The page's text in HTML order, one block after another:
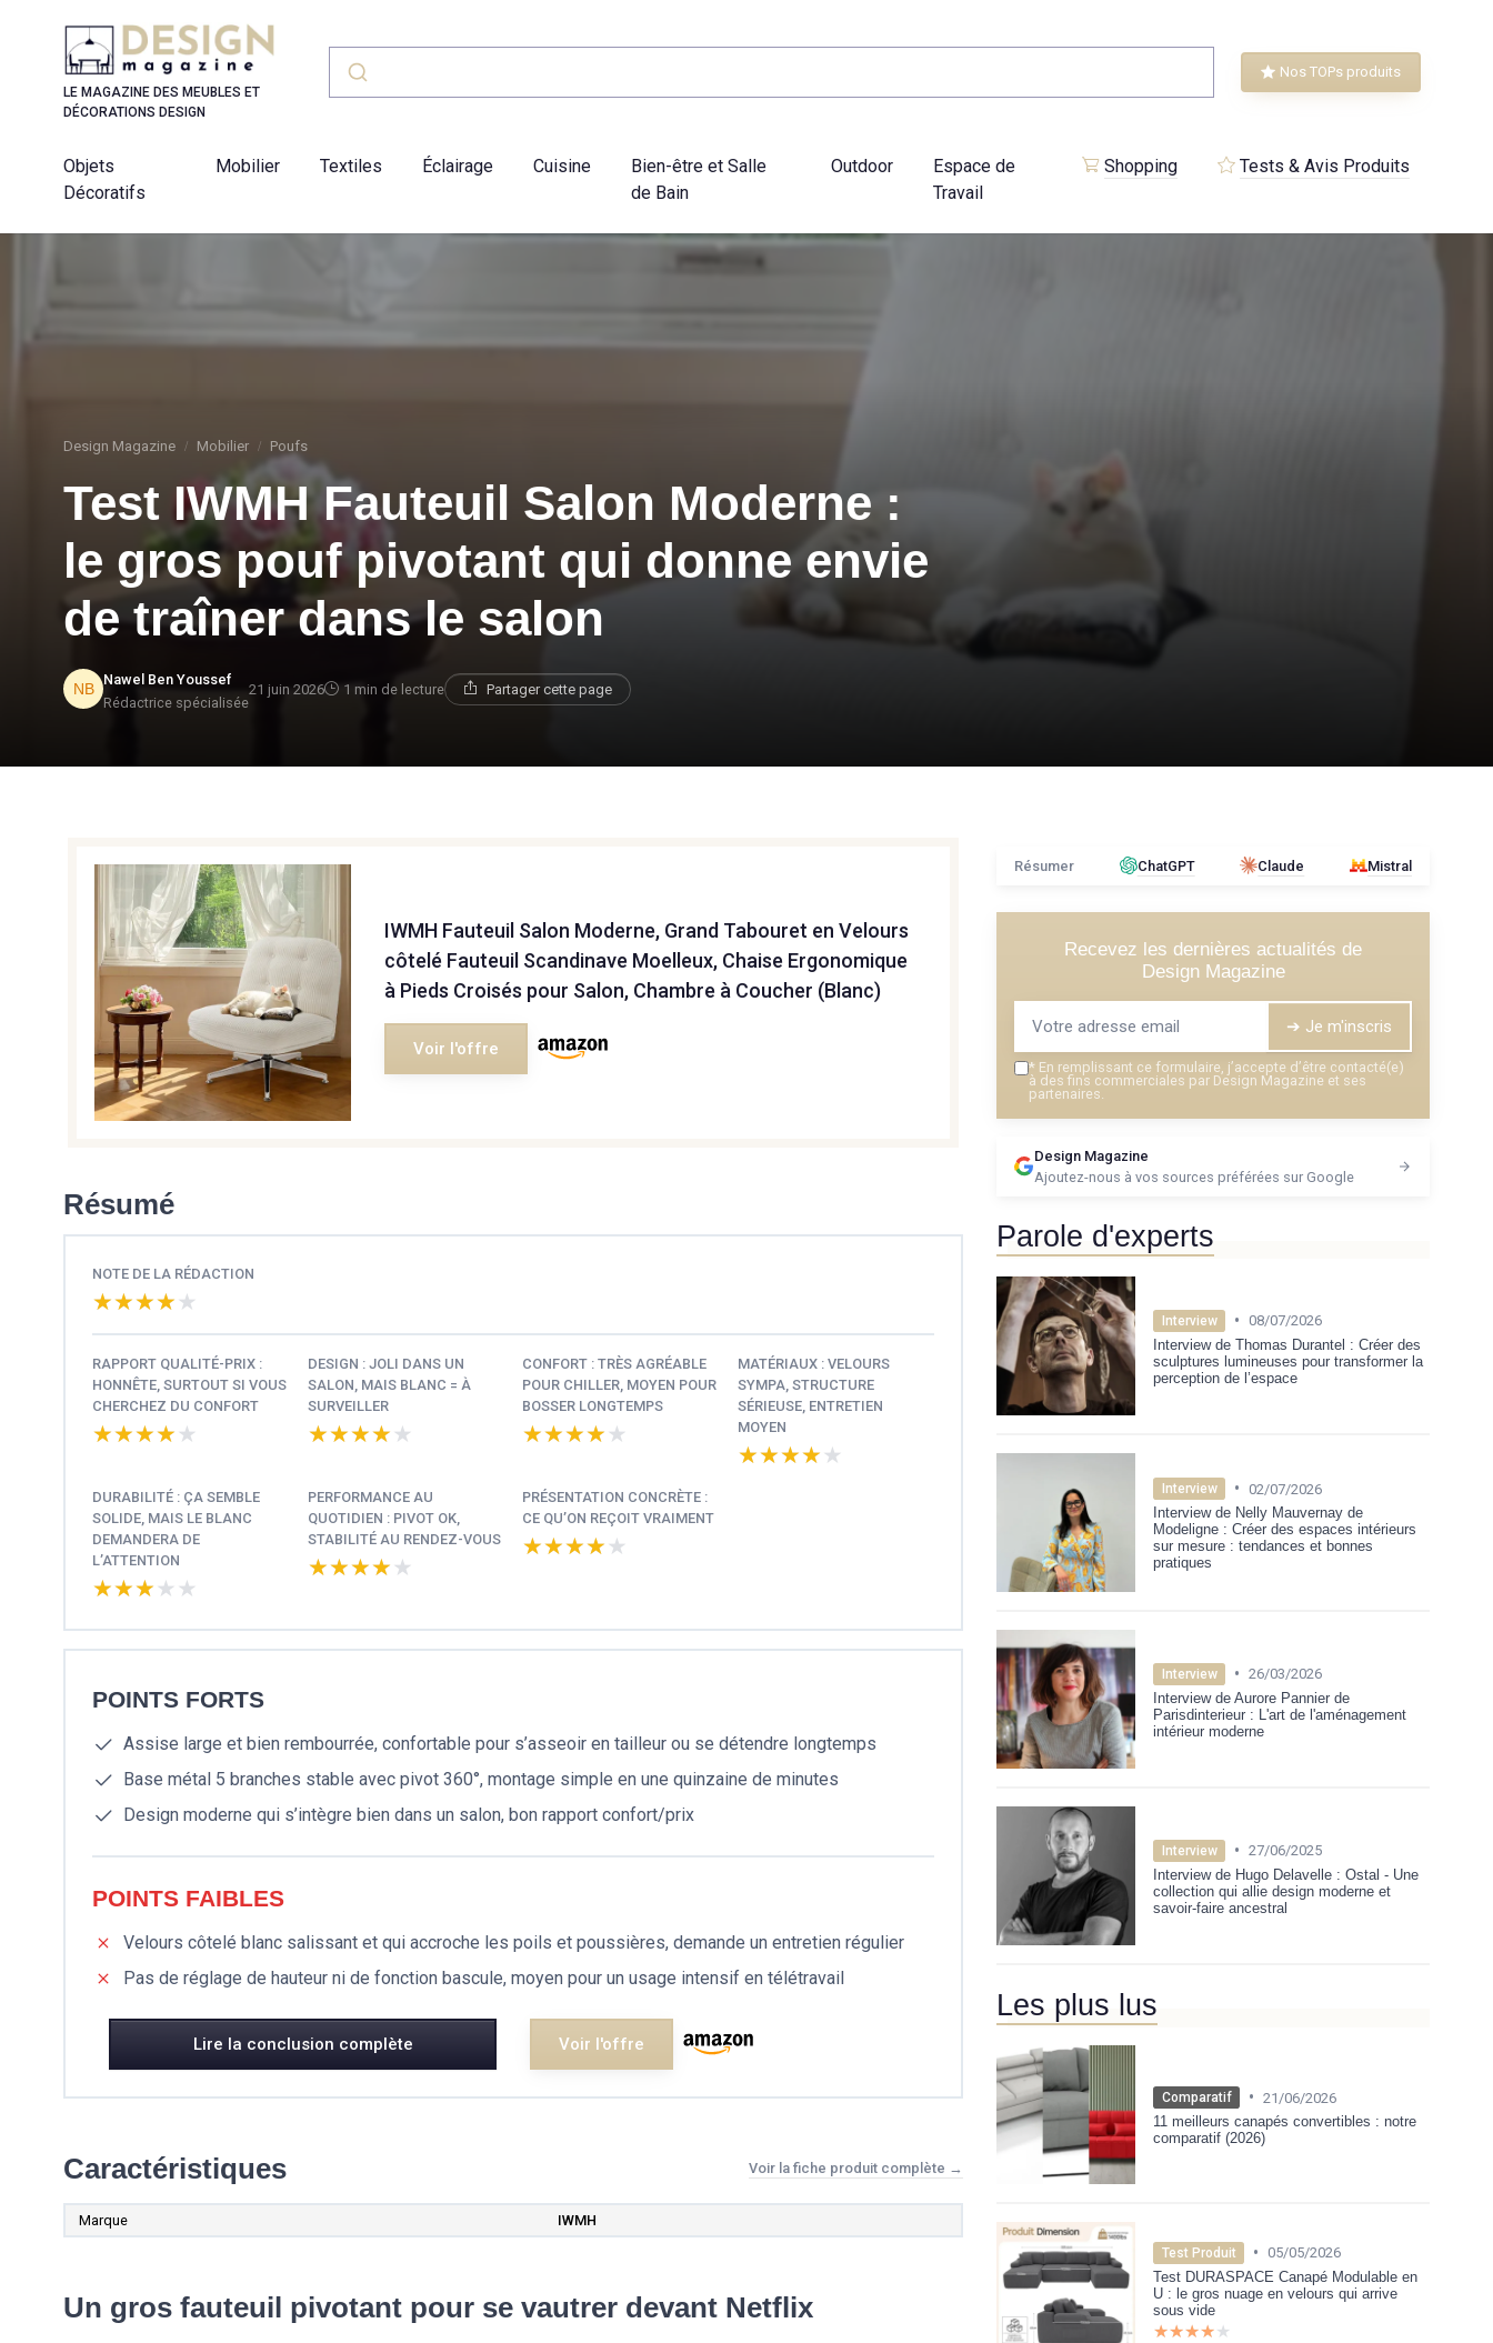
LE MAGAZINE DES MEUBLES ET
DÉCORATIONS DESIGN
Nos TOPs produits
Objets
Décoratifs
Mobilier Textiles Éclairage Cuisine
Bien-être et Salle
de Bain
Outdoor
Espace de
Travail
Shopping Tests & Avis Produits
Design Magazine Mobilier Poufs
Test IWMH Fauteuil Salon Moderne :
le gros pouf pivotant qui donne envie
de traîner dans le salon
Nawel Ben Youssef
Rédactrice spécialisée
21 juin 2026 1 min de lecture Partager cette page
IWMH Fauteuil Salon Moderne, Grand Tabouret en Velours
côtelé Fauteuil Scandinave Moelleux, Chaise Ergonomique
à Pieds Croisés pour Salon, Chambre à Coucher (Blanc)
Voir l'offre
Résumé
NOTE DE LA RÉDACTION
★★★★★
★★★★★
RAPPORT QUALITÉ-PRIX :
HONNÊTE, SURTOUT SI VOUS
CHERCHEZ DU CONFORT
★★★★★
★★★★★
DESIGN : JOLI DANS UN
SALON, MAIS BLANC = À
SURVEILLER
★★★★★
★★★★★
CONFORT : TRÈS AGRÉABLE
POUR CHILLER, MOYEN POUR
BOSSER LONGTEMPS
★★★★★
★★★★★
MATÉRIAUX : VELOURS
SYMPA, STRUCTURE
SÉRIEUSE, ENTRETIEN
MOYEN
★★★★★
★★★★★
DURABILITÉ : ÇA SEMBLE
SOLIDE, MAIS LE BLANC
DEMANDERA DE
L’ATTENTION
★★★★★
★★★★★
PERFORMANCE AU
QUOTIDIEN : PIVOT OK,
STABILITÉ AU RENDEZ-VOUS
★★★★★
★★★★★
PRÉSENTATION CONCRÈTE :
CE QU’ON REÇOIT VRAIMENT
★★★★★
★★★★★
POINTS FORTS
Assise large et bien rembourrée, confortable pour s’asseoir en tailleur ou se détendre longtemps
Base métal 5 branches stable avec pivot 360°, montage simple en une quinzaine de minutes
Design moderne qui s’intègre bien dans un salon, bon rapport confort/prix
POINTS FAIBLES
Velours côtelé blanc salissant et qui accroche les poils et poussières, demande un entretien régulier
Pas de réglage de hauteur ni de fonction bascule, moyen pour un usage intensif en télétravail
Lire la conclusion complète Voir l'offre
Caractéristiques Voir la fiche produit complète →
Marque IWMH
Un gros fauteuil pivotant pour se vautrer devant Netflix
Résumer ChatGPT Claude Mistral
Recevez les dernières actualités de
Design Magazine
➔ Je m'inscris
* En remplissant ce formulaire, j’accepte d’être contacté(e)
à des fins commerciales par Design Magazine et ses
partenaires.
Design Magazine
Ajoutez-nous à vos sources préférées sur Google
Parole d'experts
Interview • 08/07/2026
Interview de Thomas Durantel : Créer des
sculptures lumineuses pour transformer la
perception de l’espace
Interview • 02/07/2026
Interview de Nelly Mauvernay de
Modeligne : Créer des espaces intérieurs
sur mesure : tendances et bonnes
pratiques
Interview • 26/03/2026
Interview de Aurore Pannier de
Parisdinterieur : L'art de l'aménagement
intérieur moderne
Interview • 27/06/2025
Interview de Hugo Delavelle : Ostal - Une
collection qui allie design moderne et
savoir-faire ancestral
Les plus lus
Comparatif • 21/06/2026
11 meilleurs canapés convertibles : notre
comparatif (2026)
Test Produit • 05/05/2026
Test DURASPACE Canapé Modulable en
U : le gros nuage en velours qui arrive
sous vide
★★★★★
★★★★★